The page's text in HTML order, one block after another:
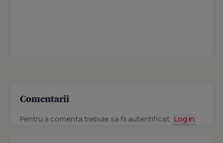
Comentarii
Pentru a comenta trebuie sa fii autentificat. Log in